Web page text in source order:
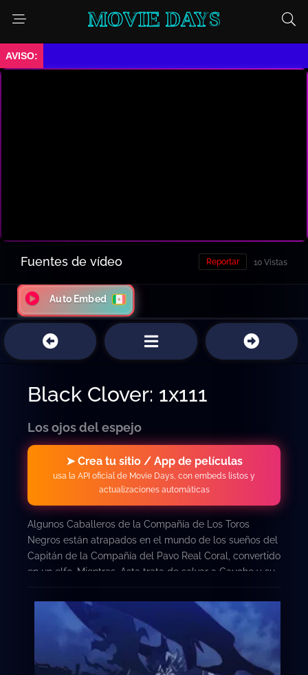
MOVIE DAYS
Fuentes de vídeo 10 Vistas
Reportar
Auto Embed
Black Clover: 1x111
Los ojos del espejo
➤ Crea tu sitio / App de películas
usa la API oficial de Movie Days, con embeds listos y
actualizaciones automáticas
Algunos Caballeros de la Compañía de Los Toros
Negros están atrapados en el mundo de los sueños del
Capitán de la Compañía del Pavo Real Coral, convertido
en un elfo. Mientras, Asta trata de salvar a Gauche y su